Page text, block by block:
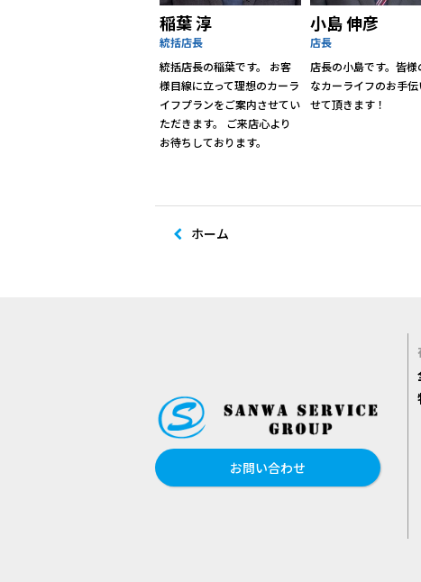
稲葉 淳
統括店長
統括店長の稲葉です。 お客
様目線に立って理想のカーラ
イフプランをご案内させてい
ただきます。 ご来店心より
お待ちしております。
小島 伸彦
店長
店長の小島です。皆様
なカーライフのお手伝
せて頂きます！
ホーム
お問い合わせ